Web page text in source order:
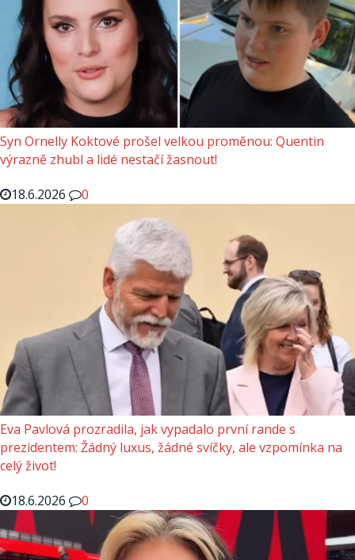
Syn Ornelly Koktové prošel velkou proměnou: Quentin
výrazně zhubl a lidé nestačí žasnout!
18.6.2026
0
Eva Pavlová prozradila, jak vypadalo první rande s
prezidentem: Žádný luxus, žádné svíčky, ale vzpomínka na
celý život!
18.6.2026
0